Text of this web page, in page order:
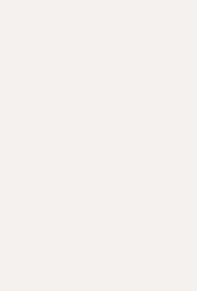
km | Benzine | Wit
Cross R-Line met Virtual
digitaal
control · lane assist
start
voor en
· DAB+
control
· LED achterlichten